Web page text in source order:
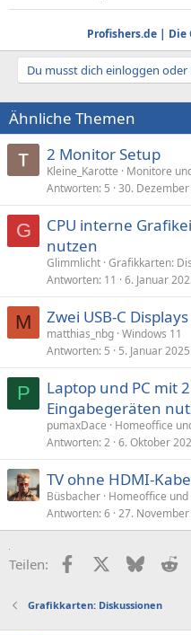
Profishers.de |
Du musst dich einloggen
Ähnliche Themen
2 Monitor Setup
Kleine_Karotte
Monitore
Antworten 5 30.
G
CPU interne
nutzen
Glimmlicht Grafikkarten:
Antworten 11 6. Januar
M Zwei USB-C
matthias_nbg Windows 11
Antworten 5 5. Januar 2025
P
Laptop und PC mit
Eingabegeräten
pumaxDace
Homeoffice
Antworten 2 6. Oktober
TV ohne HDMI-
Büsbacher Homeoffice
Antworten 6 27.
Teilen: FacebookX (Twitter)
Bluesky
Grafikkarten: Diskussionen